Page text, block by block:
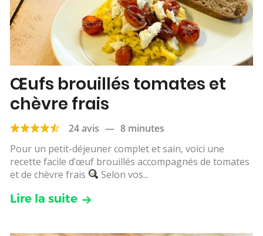
Œufs brouillés tomates et
chèvre frais
24 avis — 8 minutes
Pour un petit-déjeuner complet et sain, voici une
recette facile d’œuf brouillés accompagnés de tomates
et de chèvre frais
Selon vos...
Lire la suite